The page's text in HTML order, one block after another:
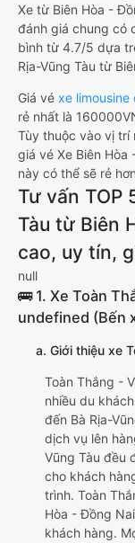
Xe từ Biên Hòa -
đánh giá chung có
bình từ 4.7/5 dựa
Rịa-Vũng Tàu từ
Giá vé xe limousine
rẻ nhất là
Tùy thuộc vào vị trí
giá vé Xe Biên Hòa
này có thể sẽ rẻ hơn
Tư vấn TOP
Tàu từ Biên
cao, uy tín,
null
🚌 1. Xe Toàn
undefined (Bến
a. Giới thiệu xe
Toàn Thắng -
nhiều du
đến Bà Rịa-
dịch vụ lên
Vũng Tàu đều
cho khách
trình. Toàn
Hòa - Đồng
khách hàng.